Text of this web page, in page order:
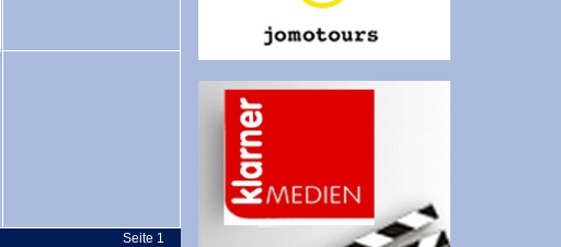
Seite 1